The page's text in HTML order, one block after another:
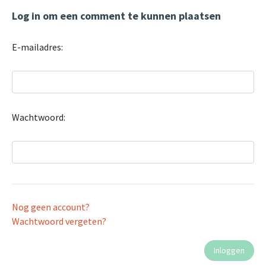
Log in om een comment te kunnen plaatsen
E-mailadres:
Wachtwoord:
Nog geen account?
Wachtwoord vergeten?